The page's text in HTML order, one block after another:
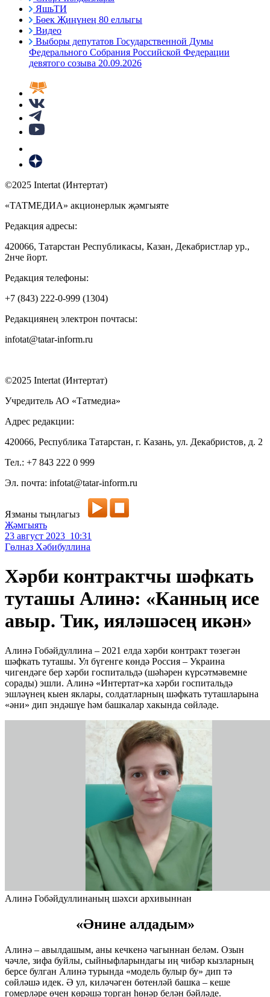
ЯшьТИ
Бөек Җиңүнең 80 еллыгы
Видео
Выборы депутатов Государственной Думы
Федерального Собрания Российской Федерации
девятого созыва 20.09.2026
©2025 Intertat (Интертат)
«ТАТМЕДИА» акционерлык җәмгыяте
Редакция адресы:
420066, Татарстан Республикасы, Казан, Декабристлар ур.,
2нче йорт.
Редакция телефоны:
+7 (843) 222-0-999 (1304)
Редакциянең электрон почтасы:
infotat@tatar-inform.ru
©2025 Intertat (Интертат)
Учредитель АО «Татмедиа»
Адрес редакции:
420066, Республика Татарстан, г. Казань, ул. Декабристов, д. 2
Тел.: +7 843 222 0 999
Эл. почта: infotat@tatar-inform.ru
Язманы тыңлагыз
Җәмгыять
23 август 2023 10:31
Гөлназ Хәбибуллина
Хәрби контрактчы шәфкать
туташы Алинә: «Канның исе
авыр. Тик, ияләшәсең икән»
Алинә Гобәйдуллина – 2021 елда хәрби контракт төзегән
шәфкать туташы. Ул бүгенге көндә Россия – Украина
чигендәге бер хәрби госпитальдә (шәһәрен күрсәтмәвемне
сорады) эшли. Алинә «Интертат»ка хәрби госпитальдә
эшләүнең кыен яклары, солдатларның шәфкать туташларына
«әни» дип эндәшүе һәм башкалар хакында сөйләде.
Алинә Гобәйдуллинаның шәхси архивыннан
«Әнине алдадым»
Алинә – авылдашым, аны кечкенә чагыннан беләм. Озын
чәчле, зифа буйлы, сыйныфларындагы иң чибәр кызларның
берсе булган Алинә турында «модель булыр бу» дип тә
сөйләшә идек. Ә ул, киләчәген бөтенләй башка – кеше
гомерләре өчен көрәшә торган һөнәр белән бәйләде.